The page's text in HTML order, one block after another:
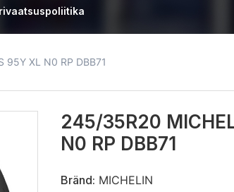
95Y XL N0 RP DBB71
245/35R20
N0 RP DBB71
Bränd: MICHELIN